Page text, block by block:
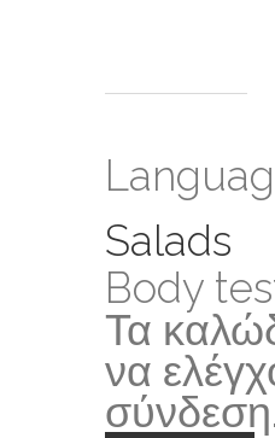
Salads
Body
Τα
να
σύνδεση.